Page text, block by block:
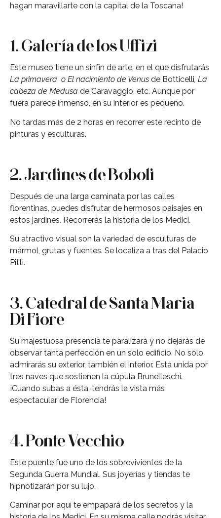
hagan maravillarte con la capital de la Toscana!
1. Galería de los Uffizi
Este museo tiene un sinfín de arte, en el que disfrutarás
La primavera o El nacimiento de Venus de Botticelli, La
cabeza de Medusa de Caravaggio, etc. Aunque por
fuera parece inmenso, en su interior es pequeño.
No tardas más de 2 horas en recorrer este recinto de
pinturas y esculturas.
2. Jardines de Boboli
Después de una larga caminata por las calles
florentinas, puedes disfrutar de hermosos paisajes en
estos jardines. Recorrerás la historia de los Medici.
Su atractivo visual son la variedad de esculturas de
mármol, grutas y fuentes. Se localiza a tras del Palacio
Pitti.
3. Catedral de Santa Maria
Di Fiore
Su majestuosa presencia te paralizará y no dejarás de
observar tanta perfección en un solo edificio. No sólo
admirarás su exterior, también el interior. Está unida por
tres naves que sostienen la cúpula Brunelleschi.
¡Cuando subas a ésta, tendrás la vista más
espectacular de Florencia!
4. Ponte Vecchio
Este puente fue uno de los sobrevivientes de la
Segunda Guerra Mundial. Sus joyerías y tiendas te
hipnotizarán por su lujo.
Caminar por aquí te empapará de los secretos y la